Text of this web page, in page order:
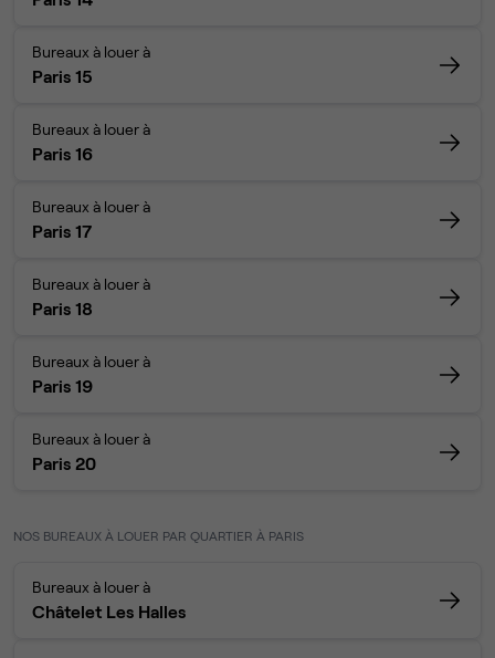
Bureaux à louer à
Paris 15
Bureaux à louer à
Paris 16
Bureaux à louer à
Paris 17
Bureaux à louer à
Paris 18
Bureaux à louer à
Paris 19
Bureaux à louer à
Paris 20
NOS BUREAUX À LOUER PAR QUARTIER À PARIS
Bureaux à louer à
Châtelet Les Halles